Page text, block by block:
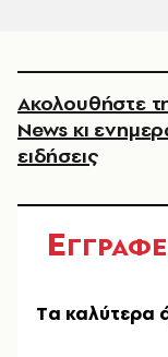
Ακολουθήστε
News κι
ειδήσεις
Ε
Tα καλύτερα